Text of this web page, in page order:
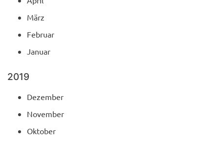
März
Februar
Januar
2019
Dezember
November
Oktober